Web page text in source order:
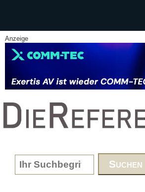
Anzeige
www.DieReferenz.de
Search form